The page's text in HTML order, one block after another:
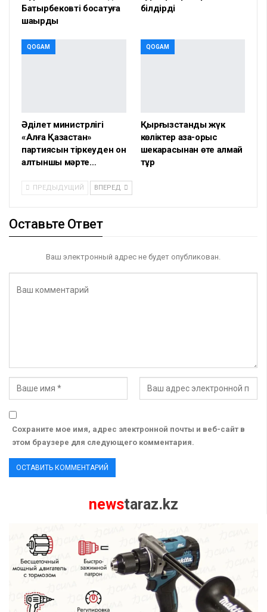
Батырбековті босатуға
шақырды
білдірді
QOGAM
Әділет министрлігі
«Алға Қазақстан»
партиясын тіркеуден он
алтыншы мәрте…
QOGAM
Қырғызстандық жүк
көліктер қазақ-орыс
шекарасынан өте алмай
тұр
ПРЕДЫДУЩИЙ ВПЕРЕД
Оставьте Ответ
Ваш электронный адрес не будет опубликован.
Сохраните мое имя, адрес электронной почты и веб-сайт в
этом браузере для следующего комментария.
newstaraz.kz